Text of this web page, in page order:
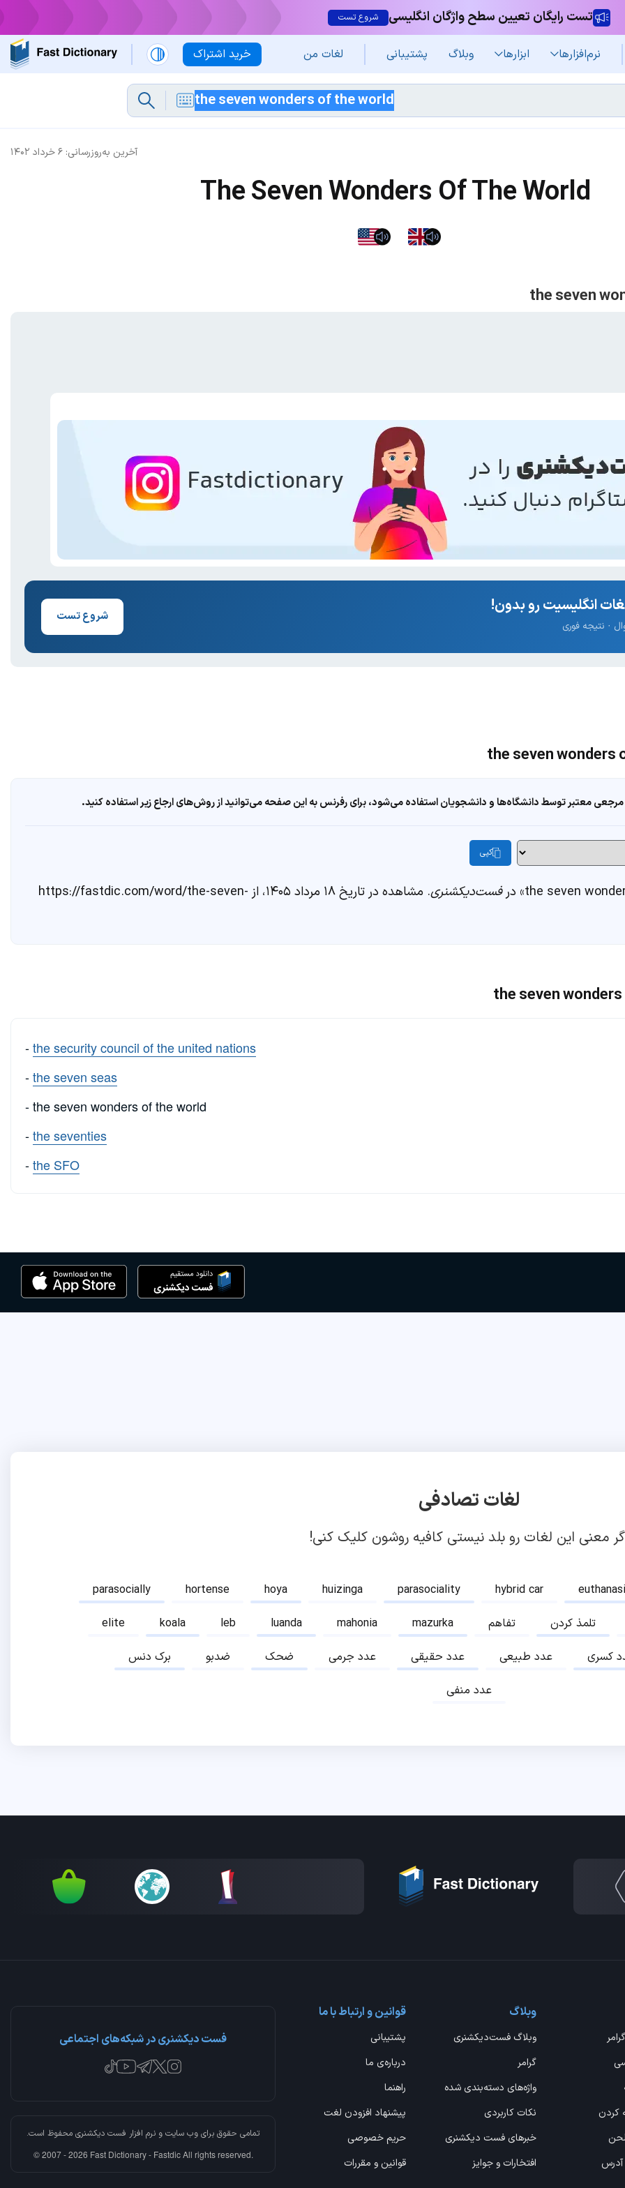
تست رایگان تعیین سطح واژگان انگلیسی شروع تست
خرید اشتراک نرم‌افزار‌ها ابزارها وبلاگ پشتیبانی لغات من
آخرین به‌روزرسانی: ۶ خرداد ۱۴۰۲
The Seven Wonders Of The World
انگلیسیت رو بدون!
شروع تست
معتبر توسط دانشگاه‌ها و دانشجویان استفاده می‌شود، برای رفرنس به این صفحه می‌توانید از روش‌های ارجاع زیر استفاده کنید.
کپی
فست‌دیکشنری . مشاهده در تاریخ ۱۸ مرداد ۱۴۰۵، از https://fastdic.com/word/the-seven-
-the security council of the united nations
-the seven seas
- the seven wonders of the world
-the seventies
-the SFO
لغات تصادفی
معنی این لغات رو بلد نیستی کافیه روشون کلیک کنی!
parasocially hortense hoya huizinga parasociality hybrid car
elite
koala leb luanda mahonia mazurka تفاهم
تلمذ کردن
برک دنس
ضدبو ضحک عدد جرمی عدد حقیقی عدد طبیعی
کسری
عدد منفی
کردن
لحن
آدرس
وبلاگ
وبلاگ فست‌دیکشنری
گرامر
واژه‌های دسته‌بندی شده
نکات کاربردی
خبرهای فست دیکشنری
افتخارات و جوایز
قوانین و ارتباط با ما
پشتیبانی
درباره‌ی ما
راهنما
پیشنهاد افزودن لغت
حریم خصوصی
قوانین و مقررات
فست دیکشنری در شبکه‌های اجتماعی
تمامی حقوق برای وب سایت و نرم افزار فست دیکشنریمحفوظ است.
© 2007 - 2026 Fast Dictionary - Fastdic All rights reserved.